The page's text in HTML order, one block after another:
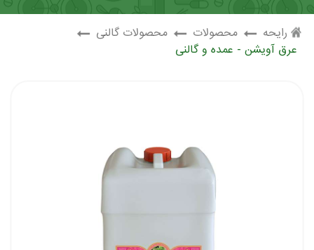
رایحه محصولات
محصولات گالنی
عرق آویشن - عمده و گالنی